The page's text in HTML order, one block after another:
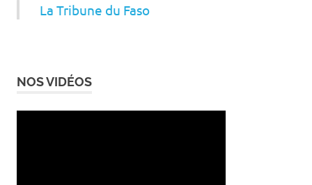
La Tribune du Faso
NOS VIDÉOS